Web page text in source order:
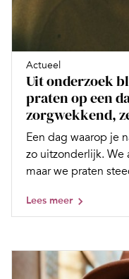
Actueel
Uit onderzoek
praten op een
zorgwekkend,
Een dag waarop je
zo uitzonderlijk. We
maar we praten
Lees meer